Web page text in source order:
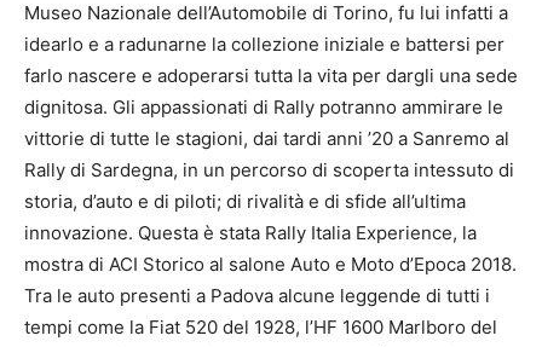
Museo Nazionale dell’Automobile di Torino, fu lui infatti a
idearlo e a radunarne la collezione iniziale e battersi per
farlo nascere e adoperarsi tutta la vita per dargli una sede
dignitosa. Gli appassionati di Rally potranno ammirare le
vittorie di tutte le stagioni, dai tardi anni ’20 a Sanremo al
Rally di Sardegna, in un percorso di scoperta intessuto di
storia, d’auto e di piloti; di rivalità e di sfide all’ultima
innovazione. Questa è stata Rally Italia Experience, la
mostra di ACI Storico al salone Auto e Moto d’Epoca 2018.
Tra le auto presenti a Padova alcune leggende di tutti i
tempi come la Fiat 520 del 1928, l’HF 1600 Marlboro del